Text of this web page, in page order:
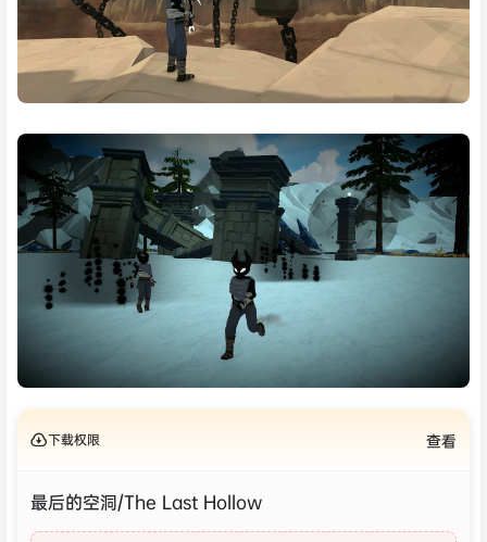
下载权限 查看
最后的空洞/The Last Hollow